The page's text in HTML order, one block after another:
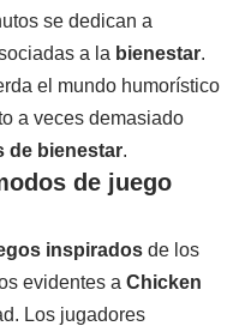
se dedican a
a la bienestar.
el mundo humorístico
a veces demasiado
de bienestar.
de juego
inspirados de los
evidentes a Chicken
Los jugadores